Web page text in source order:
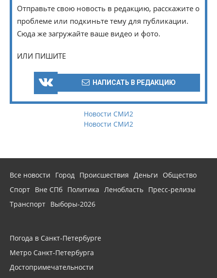
Отправьте свою новость в редакцию, расскажите о
проблеме или подкиньте тему для публикации.
Сюда же загружайте ваше видео и фото.
ИЛИ ПИШИТЕ
НАПИСАТЬ В РЕДАКЦИЮ
Новости СМИ2
Новости СМИ2
Все новости Город Происшествия Деньги
Общество
Спорт Вне СПб Политика Ленобласть Пресс-релизы
Транспорт Выборы-2026
Погода в Санкт-Петербурге
Метро Санкт-Петербурга
Достопримечательности